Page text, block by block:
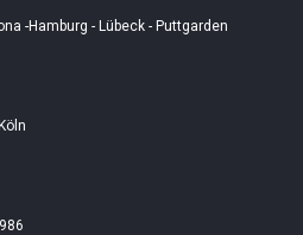
-Hamburg - Lübeck - Puttgarden